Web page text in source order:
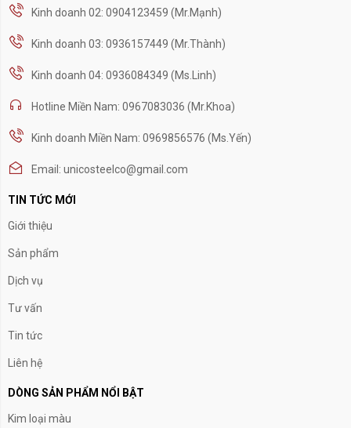
Kinh doanh 02: 0904123459 (Mr.Mạnh)
Kinh doanh 03: 0936157449 (Mr.Thành)
Kinh doanh 04: 0936084349 (Ms.Linh)
Hotline Miền Nam: 0967083036 (Mr.Khoa)
Kinh doanh Miền Nam: 0969856576 (Ms.Yến)
Email: unicosteelco@gmail.com
TIN TỨC MỚI
Giới thiệu
Sản phẩm
Dịch vụ
Tư vấn
Tin tức
Liên hệ
DÒNG SẢN PHẨM NỔI BẬT
Kim loại màu